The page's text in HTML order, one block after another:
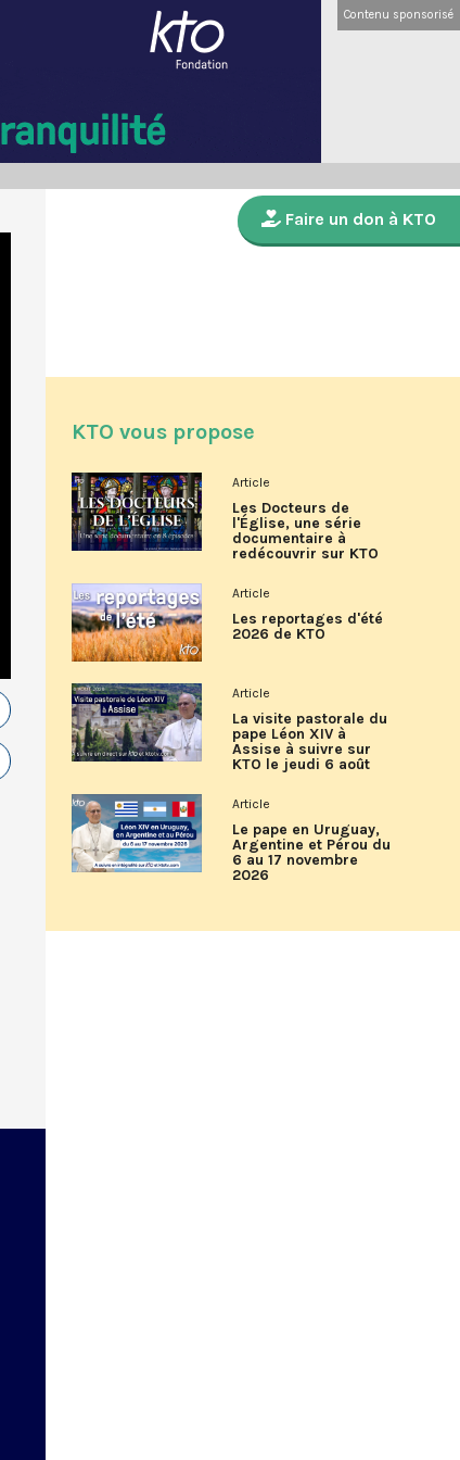
Contenu sponsorisé
Faire un don à KTO
KTO vous propose
Article
Les Docteurs de
l'Église, une série
documentaire à
redécouvrir sur KTO
Article
Les reportages d'été
2026 de KTO
Article
La visite pastorale du
pape Léon XIV à
Assise à suivre sur
KTO le jeudi 6 août
Article
Le pape en Uruguay,
Argentine et Pérou du
6 au 17 novembre
2026